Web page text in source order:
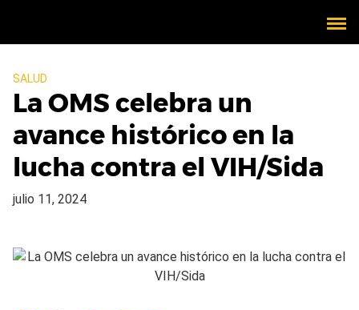
SALUD
La OMS celebra un
avance histórico en la
lucha contra el VIH/Sida
julio 11, 2024